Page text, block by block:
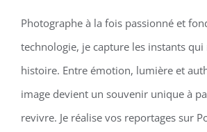
Photographe à la fois passionné et
technologie, je capture les instants
histoire. Entre émotion, lumière et
image devient un souvenir unique à
revivre. Je réalise vos reportages sur